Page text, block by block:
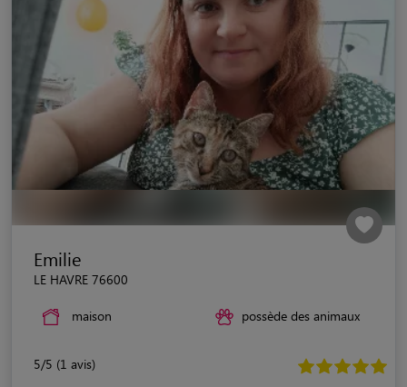
Emilie
LE HAVRE 76600
maison possède des animaux
5/5 (1 avis)